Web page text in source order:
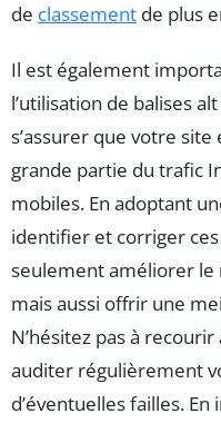
de classement de plus
Il est également
l’utilisation de balises
s’assurer que votre site
grande partie du trafic
mobiles. En adoptant
identifier et corriger
seulement améliorer le
mais aussi offrir une
N’hésitez pas à recourir
auditer régulièrement
d’éventuelles failles.